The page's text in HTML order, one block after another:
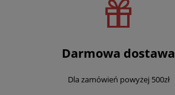
Darmowa dostawa
Dla zamówień powyżej 500zł